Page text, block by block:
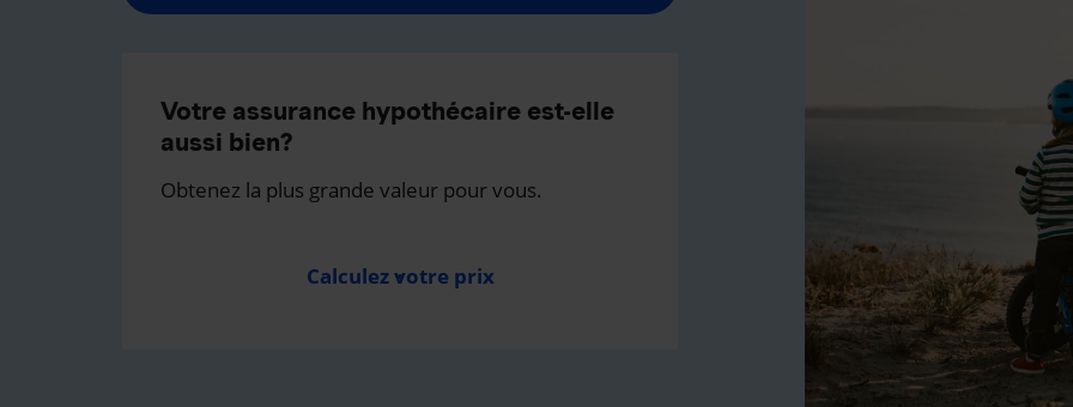
Votre assurance hypothécaire est-elle
aussi bien?
Obtenez la plus grande valeur pour vous.
Calculez votre prix